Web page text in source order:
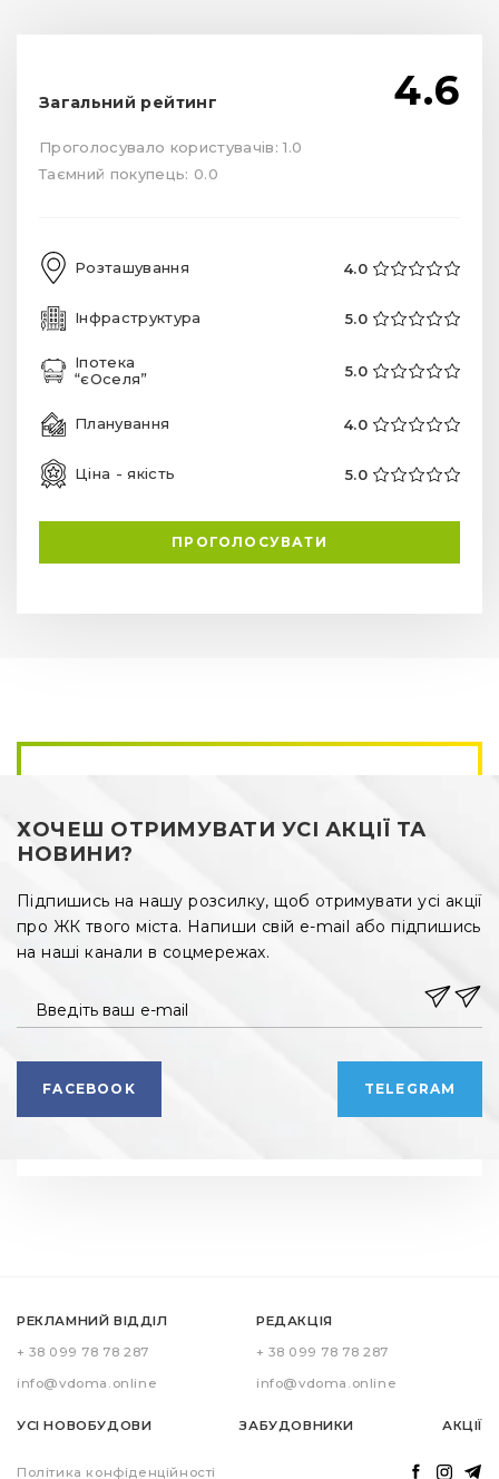
Загальний рейтинг 4.6
Проголосувало користувачів: 1.0
Таємний покупець: 0.0
Розташування 4.0
Інфраструктура 5.0
Іпотека
“єОселя”
5.0
Планування 4.0
Ціна - якість 5.0
ПРОГОЛОСУВАТИ
ХОЧЕШ ОТРИМУВАТИ УСІ АКЦІЇ ТА
НОВИНИ?
Підпишись на нашу розсилку, щоб отримувати усі акції
про ЖК твого міста. Напиши свій e-mail або підпишись
на наші канали в соцмережах.
Введіть ваш e-mail
FACEBOOK TELEGRAM
РЕКЛАМНИЙ ВІДДІЛ
+ 38 099 78 78 287
info@vdoma.online
РЕДАКЦІЯ
+ 38 099 78 78 287
info@vdoma.online
АКЦІЇ
ЗАБУДОВНИКИ
УСІ НОВОБУДОВИ
Політика конфіденційності